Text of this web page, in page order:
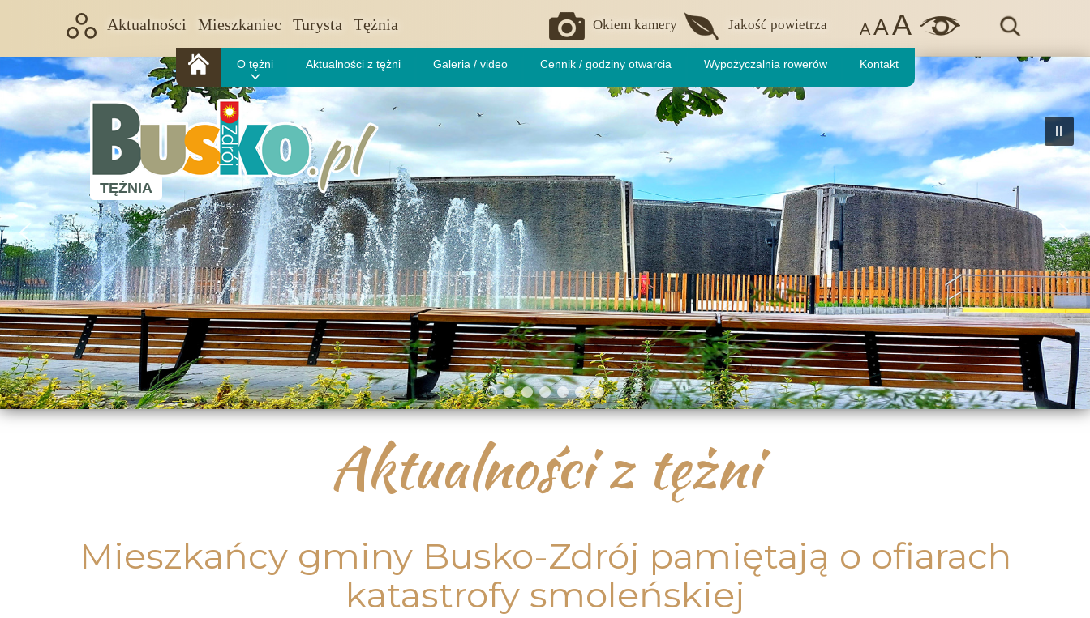
Aktualności Mieszkaniec Turysta Tężnia Okiem kamery Jakość powietrza AAA
TĘŻNIA
O tężni Aktualności z tężni Galeria / video Cennik / godziny otwarcia Wypożyczalnia rowerów Kontakt
Aktualności z tężni
Mieszkańcy gminy Busko-Zdrój pamiętają o ofiarach
katastrofy smoleńskiej